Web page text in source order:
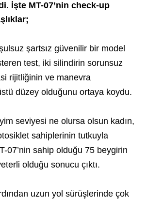
İşte MT-07’nin check-up
şartsız güvenilir bir model
test, iki silindirin sorunsuz
rijitliğinin ve manevra
düzey olduğunu ortaya koydu.
seviyesi ne olursa olsun kadın,
sahiplerinin tutkuyla
07’nin sahip olduğu 75 beygirin
olduğu sonucu çıktı.
uzun yol sürüşlerinde çok